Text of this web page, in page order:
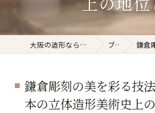
大阪の造形ならアート工房Dekunobou ブログ 鎌倉彫刻の
鎌倉彫刻の美を彩る技
本の立体造形美術史上